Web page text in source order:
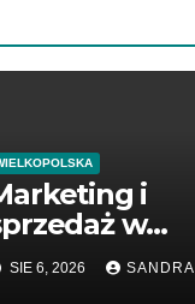
i
w
SIE 6, 2026 SANDRA